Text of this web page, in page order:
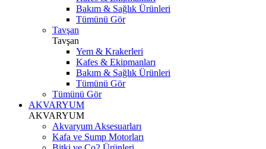
Bakım & Sağlık Ürünleri
Tümünü Gör
Tavşan
Tavşan
Yem & Krakerleri
Kafes & Ekipmanları
Bakım & Sağlık Ürünleri
Tümünü Gör
Tümünü Gör
AKVARYUM
AKVARYUM
Akvaryum Aksesuarları
Kafa ve Sump Motorları